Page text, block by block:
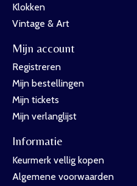
Klokken
Vintage & Art
Mijn account
Registreren
Mijn bestellingen
Mijn tickets
Mijn verlanglijst
Informatie
Keurmerk vellig kopen
Algemene voorwaarden